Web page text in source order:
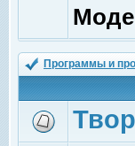
Программы и